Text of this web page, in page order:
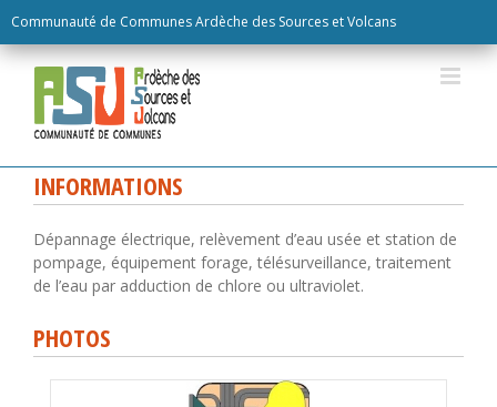
Communauté de Communes Ardèche des Sources et Volcans
to
content
INFORMATIONS
Dépannage électrique, relèvement d’eau usée et station de
pompage, équipement forage, télésurveillance, traitement
de l’eau par adduction de chlore ou ultraviolet.
PHOTOS